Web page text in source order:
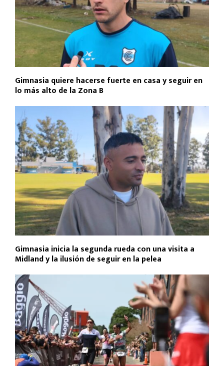
Gimnasia quiere hacerse fuerte en casa y seguir en
lo más alto de la Zona B
Gimnasia inicia la segunda rueda con una visita a
Midland y la ilusión de seguir en la pelea